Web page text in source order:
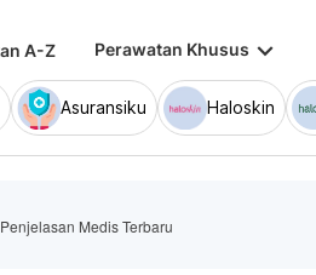
A-Z Perawatan Khusus keyboard_arrow_down
Asuransiku Haloskin
Medis Terbaru